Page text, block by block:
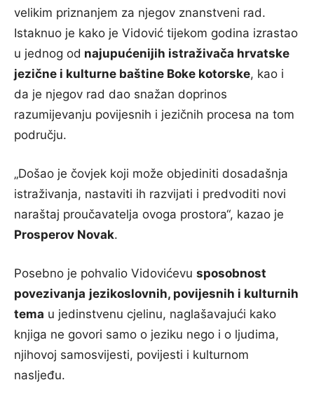
velikim priznanjem za njegov znanstveni rad.
Istaknuo je kako je Vidović tijekom godina izrastao
u jednog od najupućenijih istraživača hrvatske
jezične i kulturne baštine Boke kotorske, kao i
da je njegov rad dao snažan doprinos
razumijevanju povijesnih i jezičnih procesa na tom
području.
„Došao je čovjek koji može objediniti dosadašnja
istraživanja, nastaviti ih razvijati i predvoditi novi
naraštaj proučavatelja ovoga prostora“, kazao je
Prosperov Novak.
Posebno je pohvalio Vidovićevu sposobnost
povezivanja jezikoslovnih, povijesnih i kulturnih
tema u jedinstvenu cjelinu, naglašavajući kako
knjiga ne govori samo o jeziku nego i o ljudima,
njihovoj samosvijesti, povijesti i kulturnom
nasljeđu.